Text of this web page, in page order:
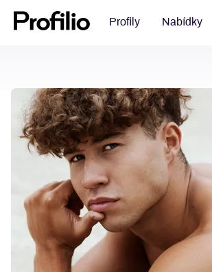
Profily Nabídky